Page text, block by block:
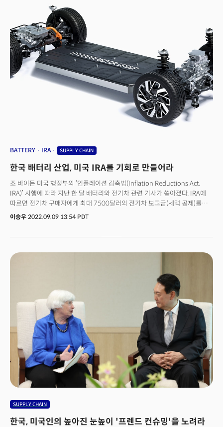
걱정할 필요가 없다. 필요에 따라 쉽게 확장 및 축소할 수 있고 사용한 만큼만
비용을 지불하면 된다”고 했다. 비싼 장비를 사들여 자체 데이터 센터 시설을
구축할 경우 사용량이 급격히 줄거나 늘었을 때 제대로 대응하기 어렵지만,
클라우드는 유연하면서도 효율적인 대응이 가능하다는 설명이다. 셀립스키
CEO는 “제약업체 ‘길리어드(Gilead)’는 클라우드 컴퓨팅을 통해 향후 5년간
600만 달러를 절약할 것으로 추정된다. 농기계 제조사 ‘애그코(AGCO)’는
클라우드로 비용을 78% 줄이면서도 데이터 검색 속도는 오히려 높였다”고
강조했다.
BATTERY IRA SUPPLY CHAIN
한국 배터리 산업, 미국 IRA를 기회로 만들어라
조 바이든 미국 행정부의 ‘인플레이션 감축법(Inflation Reductions Act,
IRA)’ 시행에 따라 지난 한 달 배터리와 전기차 관련 기사가 쏟아졌다. IRA에
따르면 전기차 구매자에게 최대 7500달러의 전기차 보고금(세액 공제)를
지급한다. 완성차의 경우 북미에서 최종 조립을 해야하는 단서가 달렸다. 이는
혜택을 받기 위해서 북미 지역이나 미국의 FTA(자유무역협정) 체결국에서
채굴 및 가공한 광물의 비율을 당장 내년 1월 부터 40% 이상 올려야 한다.
배터리 주요부품도 북미산으로 50% 이상으로 늘려야 한다. IRA은 이 비율을
점차 높여 2028까지 광물 80%, 부품 100% 를 요구하고 있다.
이승우 2022.09.09 13:54 PDT
SUPPLY CHAIN
한국, 미국인의 높아진 눈높이 '프렌드 컨슈밍'을 노려라